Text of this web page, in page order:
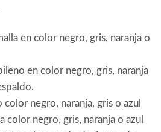
en color negro, gris, naranja o
en color negro, gris, naranja
negro, naranja, gris o azul
color negro, gris, naranja o azul